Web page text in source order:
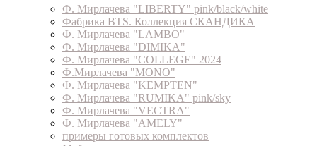
Ф. Мирлачева "LIBERTY" pink/black/white
Фабрика BTS. Коллекция СКАНДИКА
Ф. Мирлачева "LAMBO"
Ф. Мирлачева "DIMIKA"
Ф. Мирлачева "COLLEGE" 2024
Ф.Мирлачева "MONO"
Ф. Мирлачева "KEMPTEN"
Ф. Мирлачева "RUMIKA" pink/sky
Ф. Мирлачева "VECTRA"
Ф. Мирлачева "AMELY"
примеры готовых комплектов